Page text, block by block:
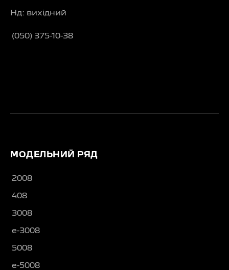
Нд: вихідний
(050) 375-10-38
МОДЕЛЬНИЙ РЯД
2008
408
3008
e-3008
5008
e-5008